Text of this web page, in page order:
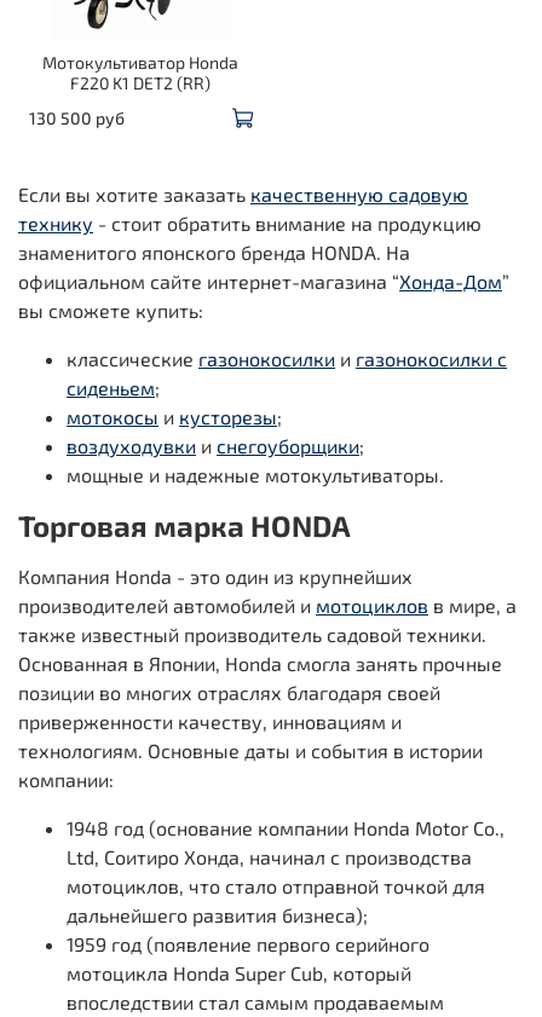
Мотокультиватор Honda
F220 K1 DET2 (RR)
130 500 руб
Если вы хотите заказать качественную садовую
технику - стоит обратить внимание на продукцию
знаменитого японского бренда HONDA. На
официальном сайте интернет-магазина “Хонда-Дом”
вы сможете купить:
классические газонокосилки и газонокосилки с
сиденьем;
мотокосы и кусторезы;
воздуходувки и снегоуборщики;
мощные и надежные мотокультиваторы.
Торговая марка HONDA
Компания Honda - это один из крупнейших
производителей автомобилей и мотоциклов в мире, а
также известный производитель садовой техники.
Основанная в Японии, Honda смогла занять прочные
позиции во многих отраслях благодаря своей
приверженности качеству, инновациям и
технологиям. Основные даты и события в истории
компании:
1948 год (основание компании Honda Motor Co.,
Ltd, Соитиро Хонда, начинал с производства
мотоциклов, что стало отправной точкой для
дальнейшего развития бизнеса);
1959 год (появление первого серийного
мотоцикла Honda Super Cub, который
впоследствии стал самым продаваемым